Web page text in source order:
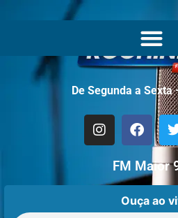
De Segunda a Sexta
FM Maior
Ouça ao